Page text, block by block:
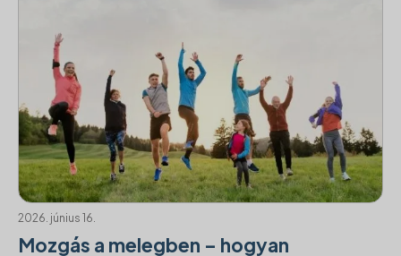
2026. június 16.
Mozgás a melegben – hogyan